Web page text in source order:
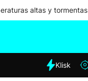
altas y tormentas
Klisk